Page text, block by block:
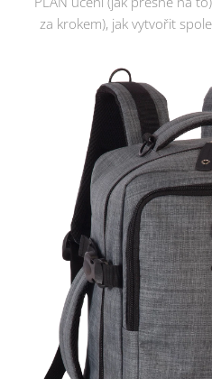
za krokem), jak vytvořit